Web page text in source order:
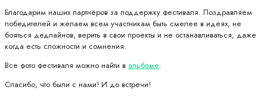
Благодарим наших партнёров за поддержку фестиваля. Поздравляем
победителей и желаем всем участникам быть смелее в идеях, не
бояться дедлайнов, верить в свои проекты и не останавливаться, даже
когда есть сложности и сомнения.
Все фото фестиваля можно найти в альбоме.
Спасибо, что были с нами! И до встречи!